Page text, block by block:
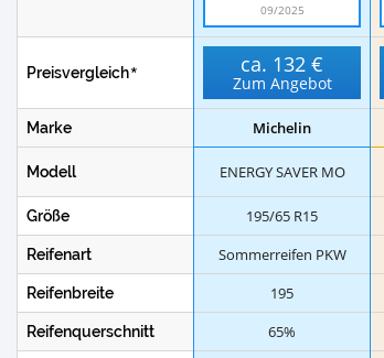
09/2025
Preisvergleich ca. 132 €
Zum Angebot
Marke Michelin
Modell ENERGY SAVER MO
Größe 195/65 R15
Reifenart Sommerreifen PKW
Reifenbreite 195
Reifenquerschnitt 65%